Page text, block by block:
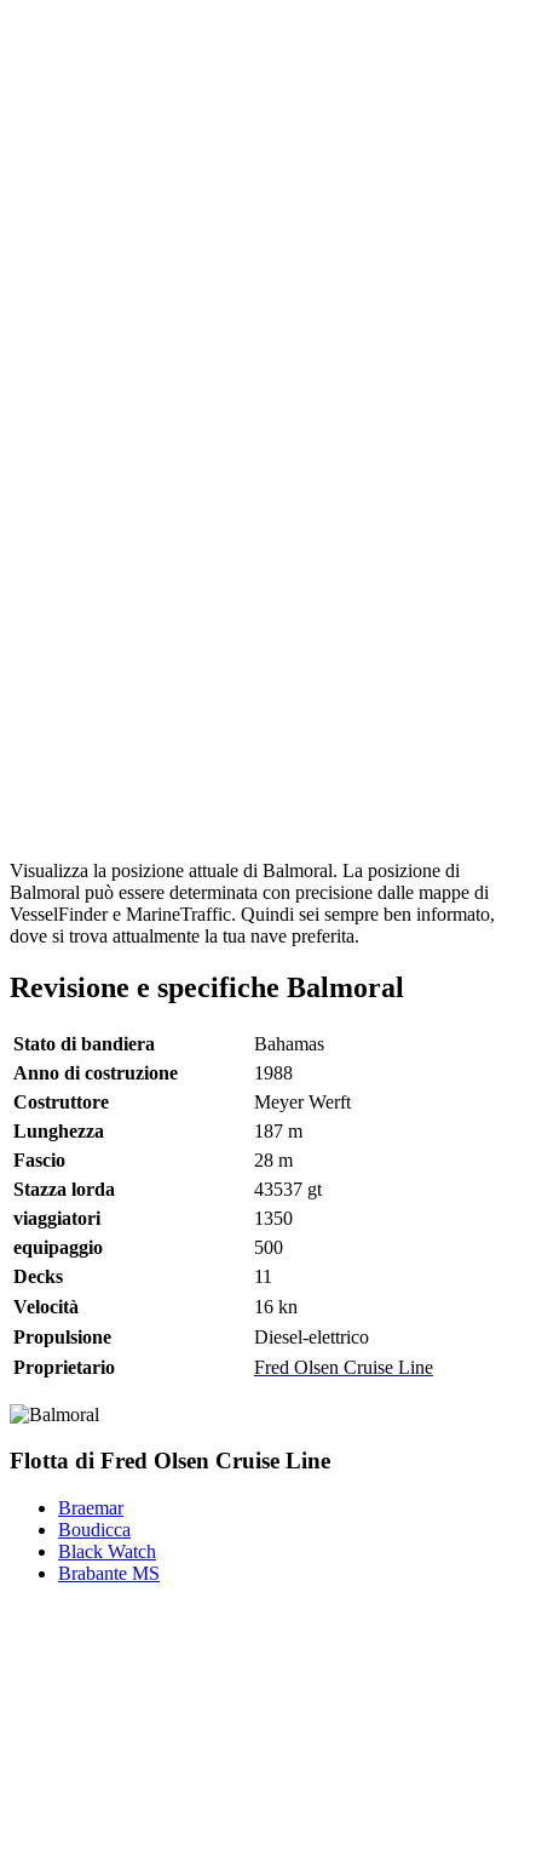
Visualizza la posizione attuale di Balmoral. La posizione di
Balmoral può essere determinata con precisione dalle mappe di
VesselFinder e MarineTraffic. Quindi sei sempre ben informato,
dove si trova attualmente la tua nave preferita.
Revisione e specifiche Balmoral
Stato di bandiera
Bahamas
Anno di costruzione
1988
Costruttore
Meyer Werft
Lunghezza
187 m
Fascio
28 m
Stazza lorda
43537 gt
viaggiatori
1350
equipaggio
500
Decks
11
Velocità
16 kn
Propulsione
Diesel-elettrico
Proprietario
Fred Olsen Cruise Line
Flotta di Fred Olsen Cruise Line
Braemar
Boudicca
Black Watch
Brabante MS